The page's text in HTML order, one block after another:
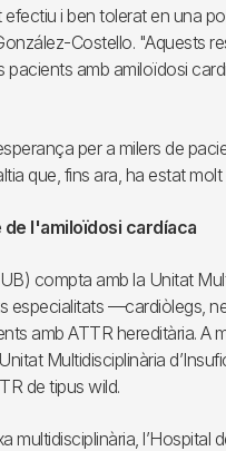
i ben tolerat en una
Costello. "Aquests
amb amiloïdosi
per a milers de
que, fins ara, ha estat molt
l'amiloïdosi cardíaca
compta amb la Unitat
especialitats —cardiòlegs,
amb ATTR hereditària. A
Multidisciplinària
de tipus wild.
multidisciplinària,